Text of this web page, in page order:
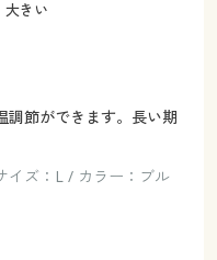
大きい
調節ができます。長い期
イズ：L / カラー：ブル